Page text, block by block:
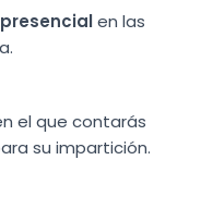
en las
el que contarás
su impartición.